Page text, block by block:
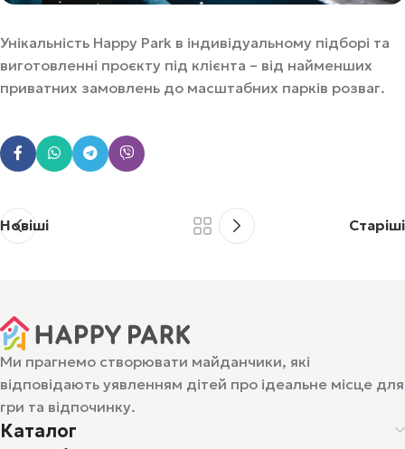
Унікальність Happy Park в індивідуальному підборі та
виготовленні проєкту під клієнта – від найменших
приватних замовлень до масштабних парків розваг.
Новіші Старіші
Ми прагнемо створювати майданчики, які
відповідають уявленням дітей про ідеальне місце для
гри та відпочинку.
Каталог